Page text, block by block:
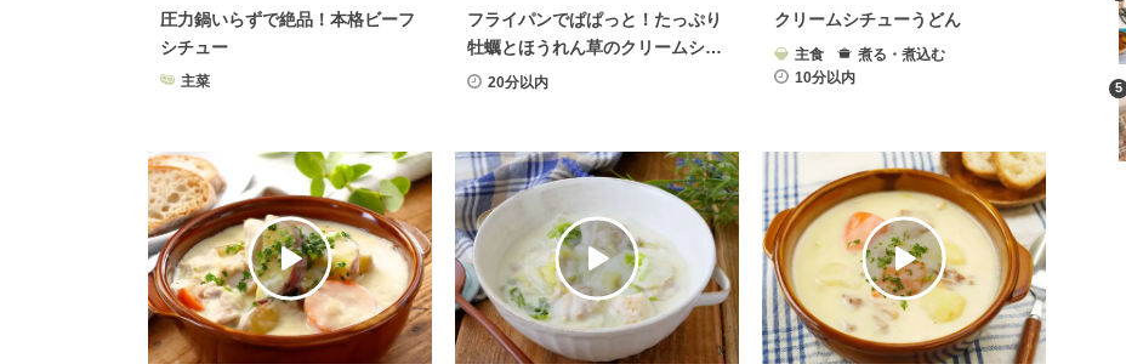
圧力鍋いらずで絶品！本格ビーフ
シチュー
主菜
フライパンでぱぱっと！たっぷり
牡蠣とほうれん草のクリームシチ
ュー20分以内
クリームシチューうどん
主食
煮る・煮込む
10分以内
5